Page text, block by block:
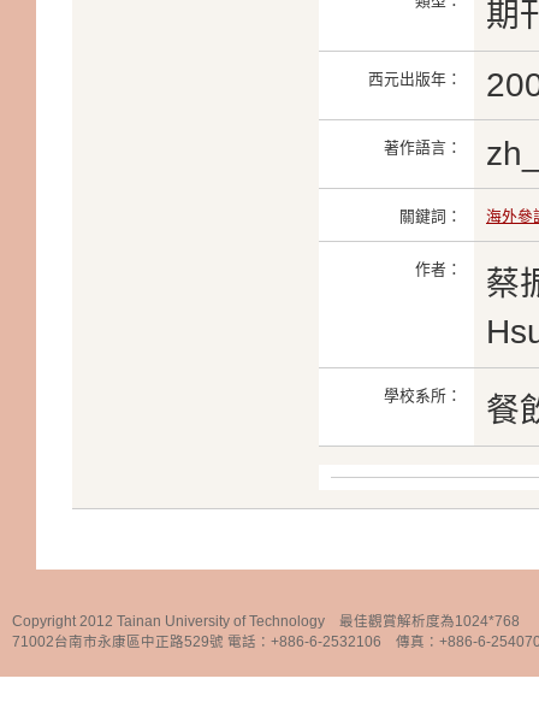
期
西元出版年：
著作語言：
關鍵詞： 海外參
作者：
蔡
學校系所： 餐
Copyright 2012 Tainan University of Technology 最佳觀賞解析度為1024*768
71002台南市永康區中正路529號 電話：+886-6-2532106 傳真：+886-6-